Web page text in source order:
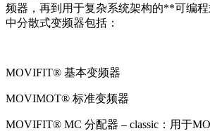
频器，再到用于复杂系统架构的**可编
中分散式变频器包括：
MOVIFIT® 基本变频器
MOVIMOT® 标准变频器
MOVIFIT® MC 分配器 – classic：用于